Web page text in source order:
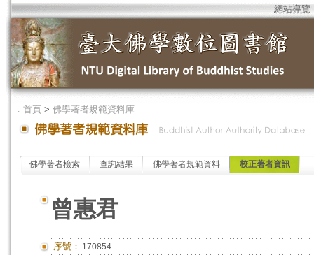
網站導覽
． 首頁 > 佛學著者規範資料庫
佛學著者檢索 查詢結果 佛學著者規範資料 校正著者資訊
曾惠君
序號： 170854